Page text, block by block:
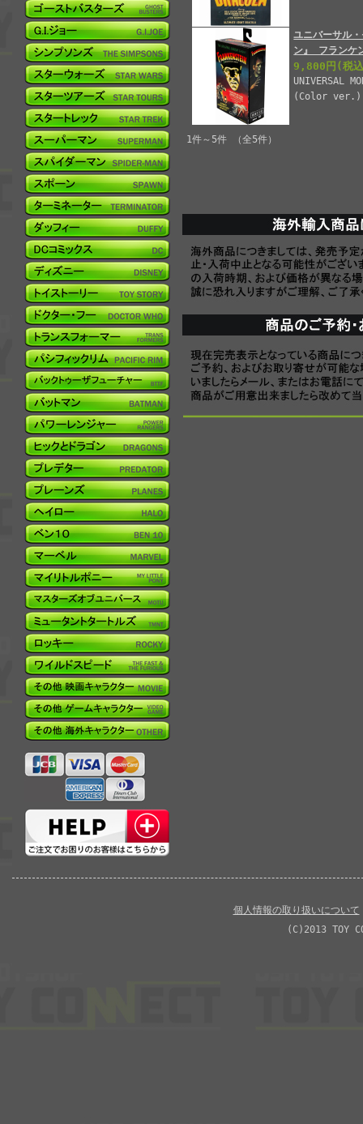
ユニバーサル
ン』 フランケ
9,800円 (税
UNIVERSAL
(Color ver.)
1件～5件 （全5件）
個人情報の取り扱いについて
(C)2013 TOY